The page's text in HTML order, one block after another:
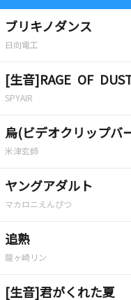
ブリキノダンス
日向電工
[生音]RAGE OF
SPYAIR
烏(ビデオクリップバ
米津玄師
ヤングアダルト
マカロニえんぴつ
追熟
龍ヶ崎リン
[生音]君がくれた夏